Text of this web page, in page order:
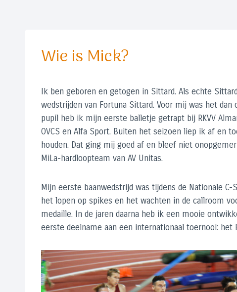
Wie is Mick?
Ik ben geboren en getogen in Sittard. Als echte
wedstrijden van Fortuna Sittard. Voor mij was het
pupil heb ik mijn eerste balletje getrapt bij RKVV
OVCS en Alfa Sport. Buiten het seizoen liep ik af en
houden. Dat ging mij goed af en bleef niet
MiLa-hardloopteam van AV Unitas.
Mijn eerste baanwedstrijd was tijdens de Nationale
het lopen op spikes en het wachten in de callroom
medaille. In de jaren daarna heb ik een mooie
eerste deelname aan een internationaal toernooi: het